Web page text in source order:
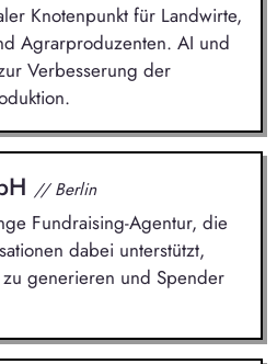
Knotenpunkt für Landwirte,
Agrarproduzenten. AI und
Verbesserung der
// Berlin
Fundraising-Agentur, die
dabei unterstützt,
generieren und Spender